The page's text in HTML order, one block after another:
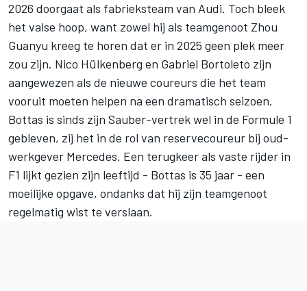
2026 doorgaat als fabrieksteam van Audi. Toch bleek
het valse hoop, want zowel hij als teamgenoot Zhou
Guanyu kreeg te horen dat er in 2025 geen plek meer
zou zijn. Nico Hülkenberg en Gabriel Bortoleto zijn
aangewezen als de nieuwe coureurs die het team
vooruit moeten helpen na een dramatisch seizoen.
Bottas is sinds zijn Sauber-vertrek wel in de Formule 1
gebleven, zij het in de rol van reservecoureur bij oud-
werkgever Mercedes. Een terugkeer als vaste rijder in
F1 lijkt gezien zijn leeftijd - Bottas is 35 jaar - een
moeilijke opgave, ondanks dat hij zijn teamgenoot
regelmatig wist te verslaan.